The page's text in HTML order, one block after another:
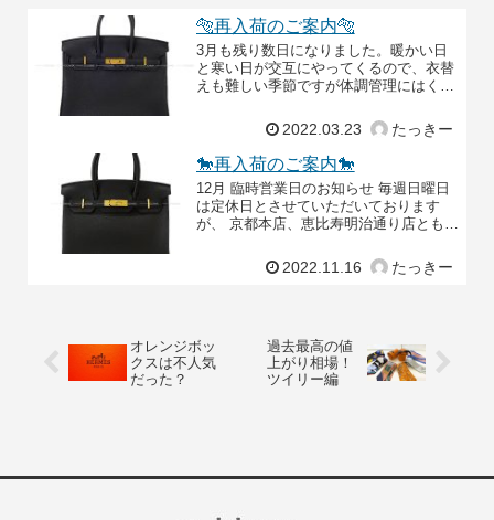
🐅再入荷のご案内🐅
3月も残り数日になりました。暖かい日
と寒い日が交互にやってくるので、衣替
えも難しい季節ですが体調管理にはくれ
は、今週の再入荷情報です！！！エルメ
ス ハンドバッグ バ
2022.03.23 たっきー
🐎再入荷のご案内🐎
12月 臨時営業日のお知らせ 毎週日曜日
は定休日とさせていただいております
が、 京都本店、恵比寿明治通り店ともに
様是非日曜日もお立ち寄りくださいま
せ！！それ
2022.11.16 たっきー
オレンジボッ
クスは不人気
だった？
過去最高の値
上がり相場！
ツイリー編